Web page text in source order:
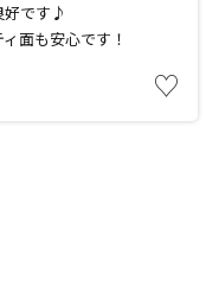
好です♪
面も安心です！
♡